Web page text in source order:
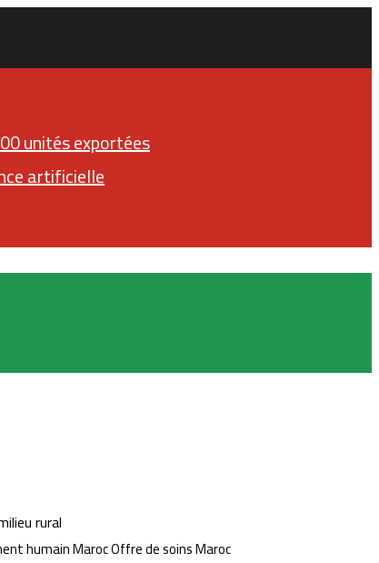
unités exportées
artificielle
humain Maroc Offre de soins Maroc